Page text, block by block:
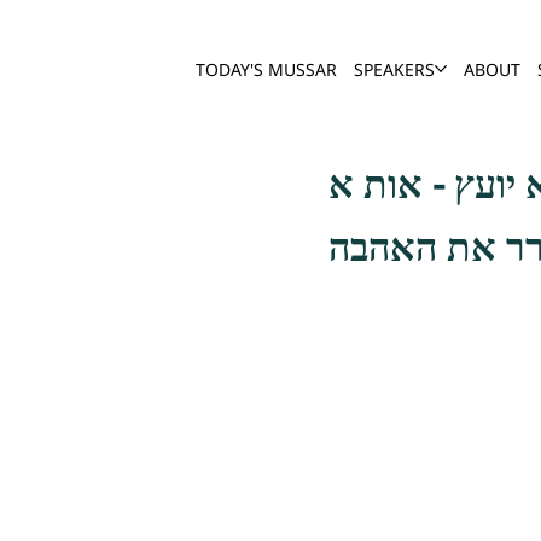
TODAY'S MUSSAR SPEAKERS ABOUT
את האהבה